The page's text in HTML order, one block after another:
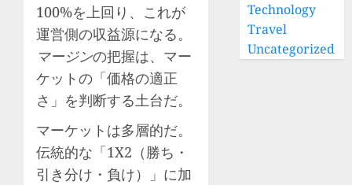
100%を上回り、これが
運営側の収益源になる。
マージンの把握は、マー
ケットの「価格の適正
さ」を判断する土台だ。
マーケットは多層的だ。
伝統的な「1X2（勝ち・
引き分け・負け）」に加
Technology
Travel
Uncategorized